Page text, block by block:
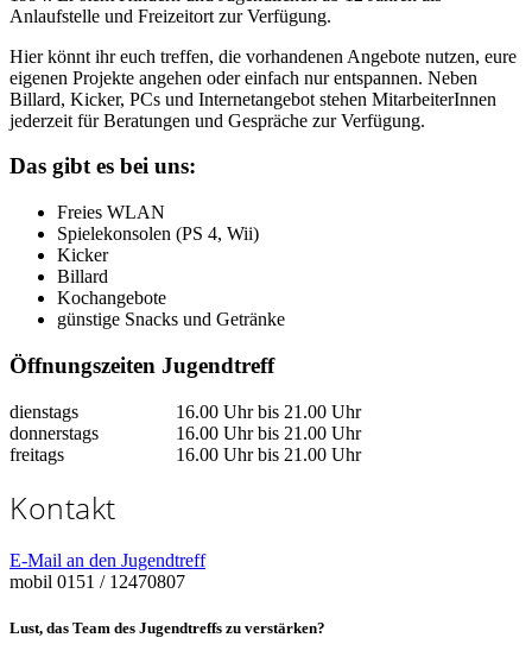
Anlaufstelle und Freizeitort zur Verfügung.
Hier könnt ihr euch treffen, die vorhandenen Angebote nutzen, eure
eigenen Projekte angehen oder einfach nur entspannen. Neben
Billard, Kicker, PCs und Internetangebot stehen MitarbeiterInnen
jederzeit für Beratungen und Gespräche zur Verfügung.
Das gibt es bei uns:
Freies WLAN
Spielekonsolen (PS 4, Wii)
Kicker
Billard
Kochangebote
günstige Snacks und Getränke
Öffnungszeiten Jugendtreff
dienstags
16.00 Uhr bis 21.00 Uhr
donnerstags
16.00 Uhr bis 21.00 Uhr
freitags
16.00 Uhr bis 21.00 Uhr
Kontakt
E-Mail an den Jugendtreff
mobil 0151 / 12470807
Lust, das Team des Jugendtreffs zu verstärken?